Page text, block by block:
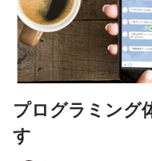
プログラミング
す